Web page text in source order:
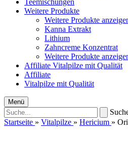
Teemischungen
Weitere Produkte
Weitere Produkte
Kanna Extrakt
Lithium
Zahncreme Konzentrat
Weitere Produkte
Affiliate Vitalpilze mit Qualität
Affiliate
Vitalpilze mit Qualität
Menü
Startseite » Vitalpilze » Hericium »